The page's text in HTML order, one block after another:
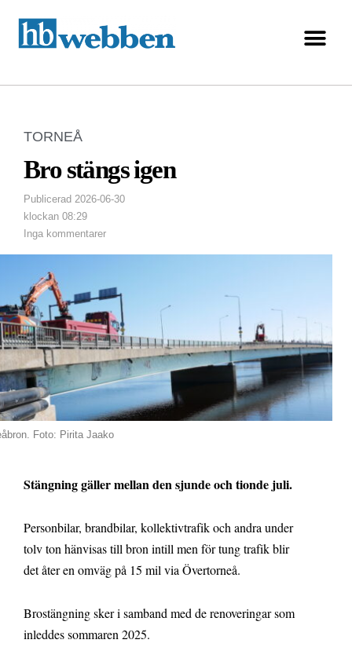
TORNEÅ
Bro stängs igen
Publicerad 2026-06-30
klockan 08:29
Inga kommentarer
Foto: Pirita Jaako
Stängning gäller mellan den sjunde och tionde juli.
Personbilar, brandbilar, kollektivtrafik och andra under
tolv ton hänvisas till bron intill men för tung trafik blir
det åter en omväg på 15 mil via Övertorneå.
Brostängning sker i samband med de renoveringar som
inleddes sommaren 2025.